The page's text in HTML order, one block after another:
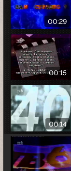
00:29
00:15
00:14